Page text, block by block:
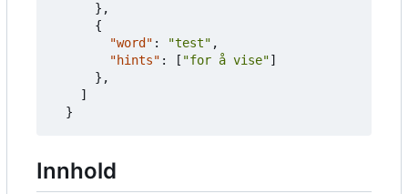
},
{
"word" : "test" ,
"hints" : [ "for å vise"]
},
]
}
Innhold